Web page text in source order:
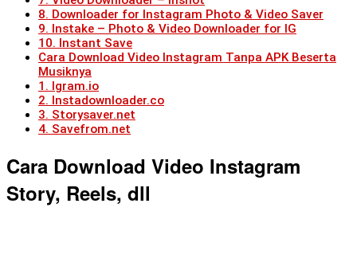
8. Downloader for Instagram Photo & Video Saver
9. Instake – Photo & Video Downloader for IG
10. Instant Save
Cara Download Video Instagram Tanpa APK Beserta
Musiknya
1. Igram.io
2. Instadownloader.co
3. Storysaver.net
4. Savefrom.net
Cara Download Video Instagram
Story, Reels, dll